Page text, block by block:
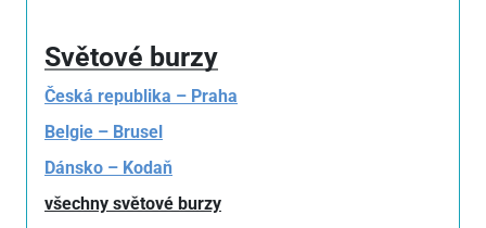
Světové burzy
Česká republika – Praha
Belgie – Brusel
Dánsko – Kodaň
všechny světové burzy